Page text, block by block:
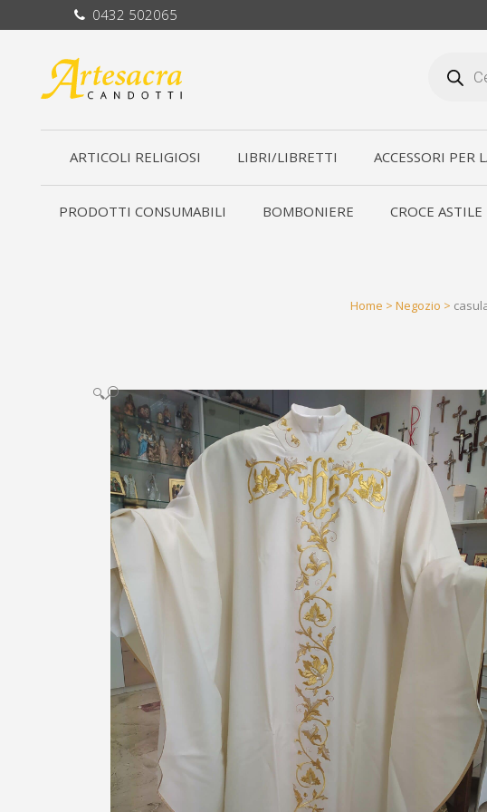
0432 502065
search
ARTICOLI RELIGIOSI LIBRI/LIBRETTI ACCESSORI PER
PRODOTTI CONSUMABILI BOMBONIERE CROCE ASTILE
Home > Negozio >
🔍